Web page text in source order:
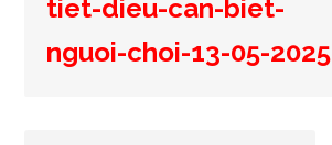
tiet-dieu-can-biet-
nguoi-choi-13-05-2025